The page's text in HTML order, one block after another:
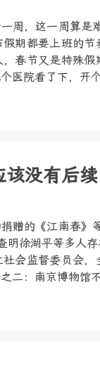
周，这一周算是
期都要上班的
春节又是特殊
医院看了下，开
该没有后续
赠的《江南春
明徐湖平等多人
会监督委员会
之二：南京博物